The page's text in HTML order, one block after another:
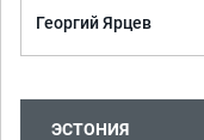
Георгий Ярцев
ЭСТОНИЯ